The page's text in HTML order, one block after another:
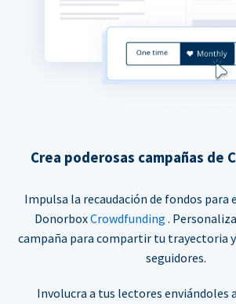
Crea poderosas campañas de
Impulsa la recaudación de fondos para
DonorboxCrowdfunding .
campaña para compartir tu trayectoria
seguidores.
Involucra a tus lectores enviándoles